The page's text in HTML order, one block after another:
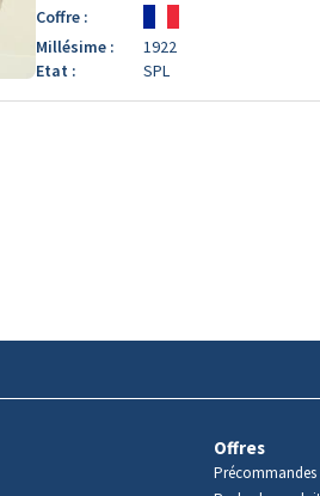
Coffre :
Millésime :
1922
Etat :
SPL
Offres
Précommandes